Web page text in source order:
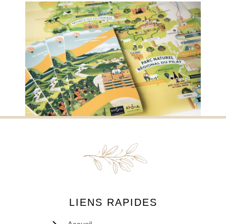
LIENS RAPIDES